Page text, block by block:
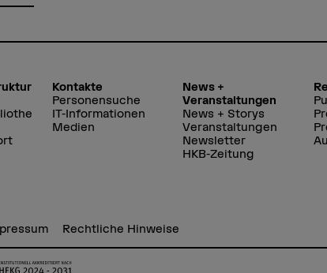
Kontakte
Personensuche
IT-Informationen
Medien
News +
Veranstaltungen
News + Storys
Veranstaltungen
Newsletter
HKB-Zeitung
Rechtliche Hinweise